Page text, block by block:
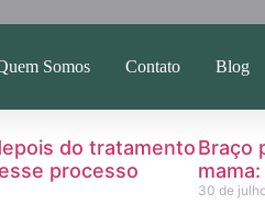
Somos Contato Blog
do tratamento
processo
Braço
30 de